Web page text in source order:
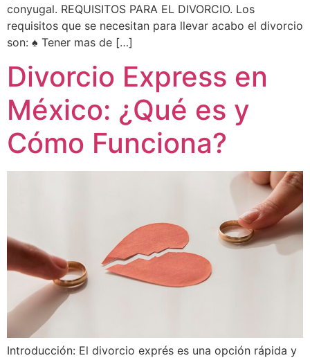
conyugal. REQUISITOS PARA EL DIVORCIO. Los
requisitos que se necesitan para llevar acabo el divorcio
son: ♠ Tener mas de […]
Divorcio Express en
México: ¿Qué es y
Cómo Funciona?
Introducción: El divorcio exprés es una opción rápida y